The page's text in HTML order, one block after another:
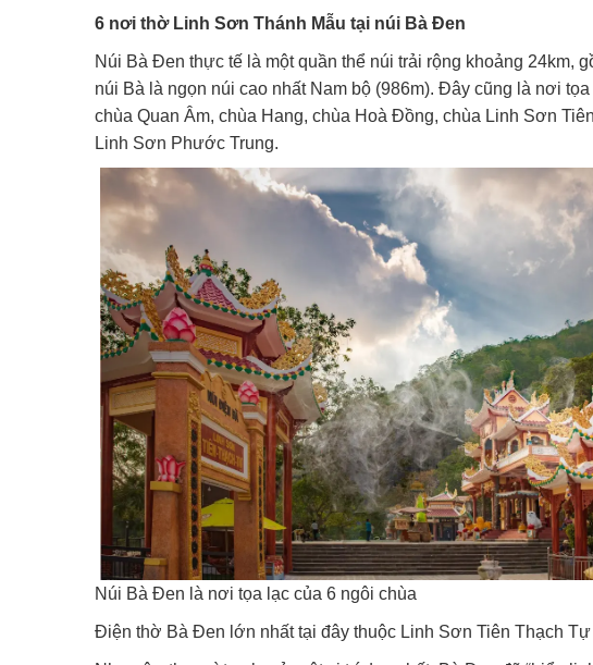
6 nơi thờ Linh Sơn Thánh Mẫu tại núi Bà Đen
Núi Bà Đen thực tế là một quần thể núi trải rộng khoảng 24km,
núi Bà là ngọn núi cao nhất Nam bộ (986m). Đây cũng là nơi
chùa Quan Âm, chùa Hang, chùa Hoà Đồng, chùa Linh Sơn
Linh Sơn Phước Trung.
Núi Bà Đen là nơi tọa lạc của 6 ngôi chùa
Điện thờ Bà Đen lớn nhất tại đây thuộc Linh Sơn Tiên Thạch